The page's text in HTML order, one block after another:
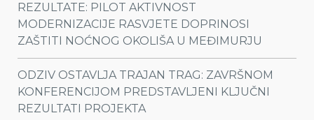
REZULTATE: PILOT AKTIVNOST
MODERNIZACIJE RASVJETE DOPRINOSI
ZAŠTITI NOĆNOG OKOLIŠA U MEĐIMURJU
ODZIV OSTAVLJA TRAJAN TRAG: ZAVRŠNOM
KONFERENCIJOM PREDSTAVLJENI KLJUČNI
REZULTATI PROJEKTA